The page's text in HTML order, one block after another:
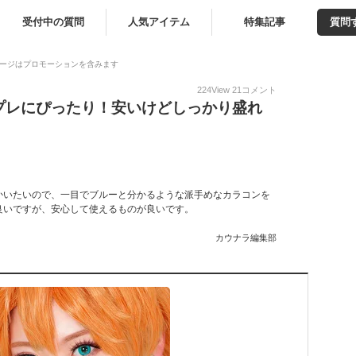
受付中の質問 人気アイテム 特集記事 質問
ジはプロモーションを含みます
224View 21 コメント
にぴったり！安いけどしっかり盛れ
たいので、一目でブルーと分かるような派手めなカラコンを
ですが、安心して使えるものが良いです。
カウナラ編集部